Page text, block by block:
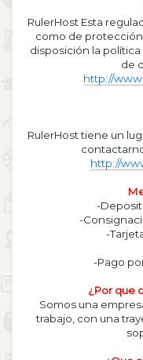
RulerHost Esta
como de
disposición la
de
http://
RulerHost tiene un
http://
-
-
-
-Pago
¿Por que
Somos una
trabajo, con una